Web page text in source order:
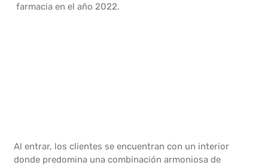
farmacia en el año 2022.
Al entrar, los clientes se encuentran con un interior
donde predomina una combinación armoniosa de